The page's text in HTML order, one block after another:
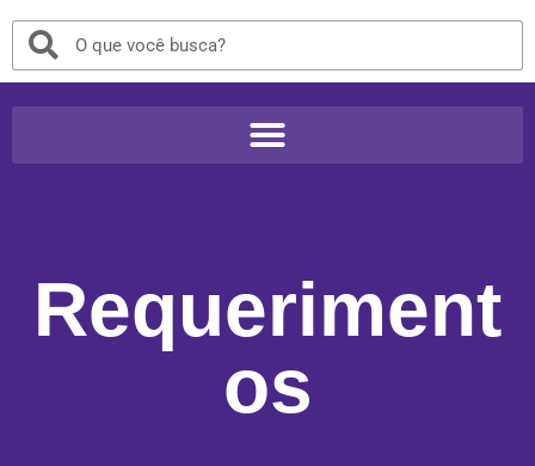
Requeriment
os